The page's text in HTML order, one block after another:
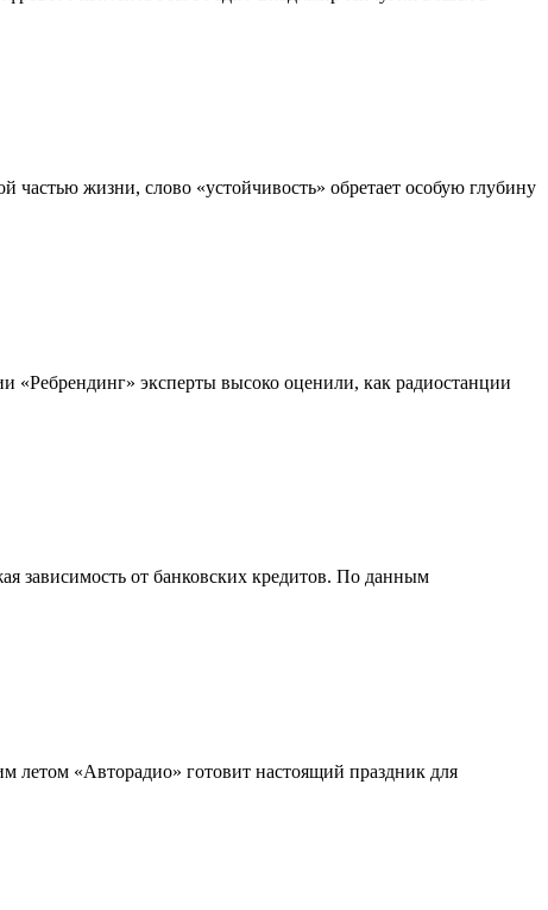
жизни, слово «устойчивость» обретает особую глубину
эксперты высоко оценили, как радиостанции
зависимость от банковских кредитов. По данным
летом «Авторадио» готовит настоящий праздник для